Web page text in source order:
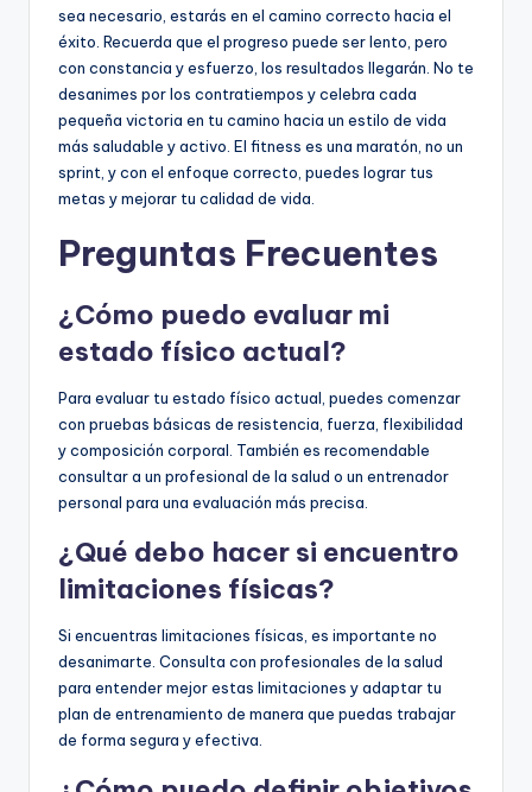
sea necesario, estarás en el camino correcto hacia el
éxito. Recuerda que el progreso puede ser lento, pero
con constancia y esfuerzo, los resultados llegarán. No te
desanimes por los contratiempos y celebra cada
pequeña victoria en tu camino hacia un estilo de vida
más saludable y activo. El fitness es una maratón, no un
sprint, y con el enfoque correcto, puedes lograr tus
metas y mejorar tu calidad de vida.
Preguntas Frecuentes
¿Cómo puedo evaluar mi
estado físico actual?
Para evaluar tu estado físico actual, puedes comenzar
con pruebas básicas de resistencia, fuerza, flexibilidad
y composición corporal. También es recomendable
consultar a un profesional de la salud o un entrenador
personal para una evaluación más precisa.
¿Qué debo hacer si encuentro
limitaciones físicas?
Si encuentras limitaciones físicas, es importante no
desanimarte. Consulta con profesionales de la salud
para entender mejor estas limitaciones y adaptar tu
plan de entrenamiento de manera que puedas trabajar
de forma segura y efectiva.